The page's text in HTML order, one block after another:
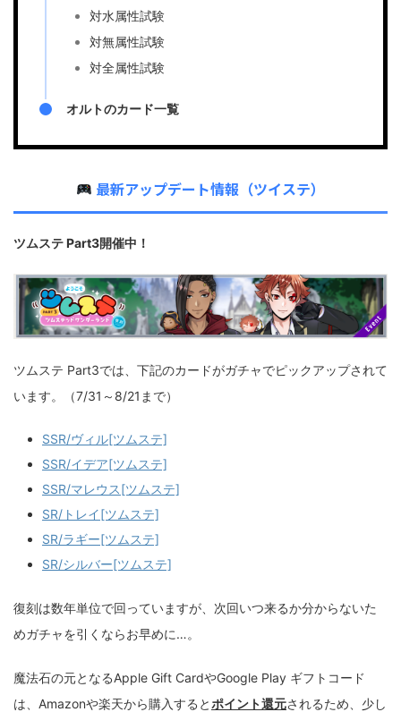
対水属性試験
対無属性試験
対全属性試験
オルトのカード一覧
最新アップデート情報（ツイステ）
ツムステ Part3開催中！
ツムステ Part3では、下記のカードがガチャでピックアップされて
います。（7/31～8/21まで）
SSR/ヴィル[ツムステ]
SSR/イデア[ツムステ]
SSR/マレウス[ツムステ]
SR/トレイ[ツムステ]
SR/ラギー[ツムステ]
SR/シルバー[ツムステ]
復刻は数年単位で回っていますが、次回いつ来るか分からないた
めガチャを引くならお早めに…。
魔法石の元となるApple Gift CardやGoogle Play ギフトコード
は、Amazonや楽天から購入すると ポイント還元されるため、少し